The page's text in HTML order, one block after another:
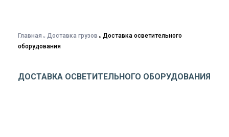
ДОСТАВКА ОСВЕТИТЕЛЬНОГО ОБОРУДОВАНИЯ
Главная Доставка грузов
Доставка осветительного
оборудования